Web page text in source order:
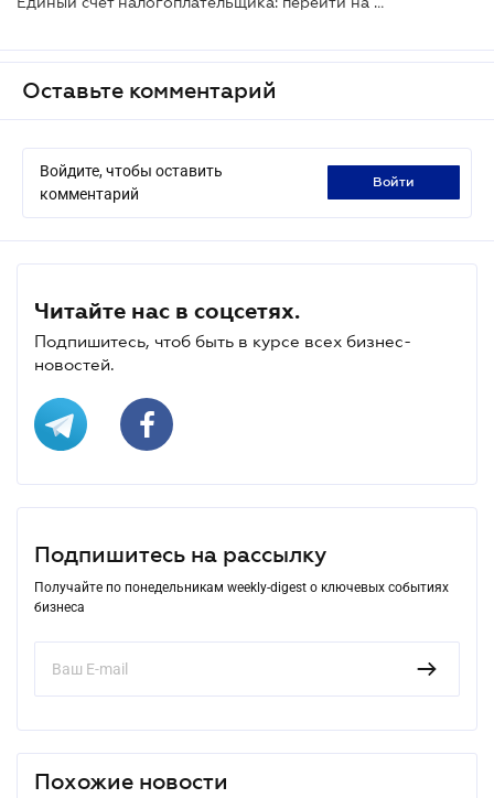
Оставьте комментарий
Войдите, чтобы оставить
комментарий
войти
Читайте нас в соцсетях.
Подпишитесь, чтоб быть в курсе всех бизнес-
новостей.
Подпишитесь на рассылку
Получайте по понедельникам weekly-digest о ключевых событиях
бизнеса
Похожие новости